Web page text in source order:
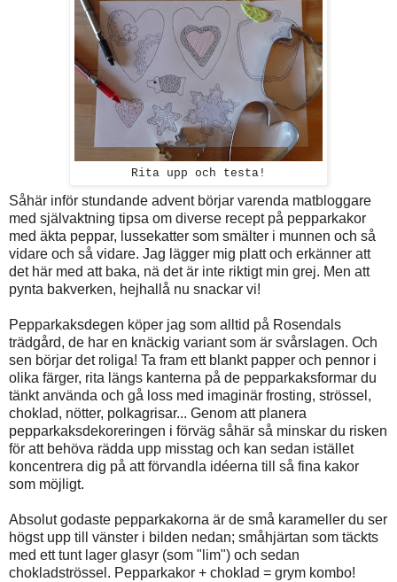
Rita upp och testa!
Såhär inför stundande advent börjar varenda matbloggare
med självaktning tipsa om diverse recept på pepparkakor
med äkta peppar, lussekatter som smälter i munnen och så
vidare och så vidare. Jag lägger mig platt och erkänner att
det här med att baka, nä det är inte riktigt min grej. Men att
pynta bakverken, hejhallå nu snackar vi!
Pepparkaksdegen köper jag som alltid på Rosendals
trädgård, de har en knäckig variant som är svårslagen. Och
sen börjar det roliga! Ta fram ett blankt papper och pennor i
olika färger, rita längs kanterna på de pepparkaksformar du
tänkt använda och gå loss med imaginär frosting, strössel,
choklad, nötter, polkagrisar... Genom att planera
pepparkaksdekoreringen i förväg såhär så minskar du risken
för att behöva rädda upp misstag och kan sedan istället
koncentrera dig på att förvandla idéerna till så fina kakor
som möjligt.
Absolut godaste pepparkakorna är de små karameller du ser
högst upp till vänster i bilden nedan; småhjärtan som täckts
med ett tunt lager glasyr (som "lim") och sedan
chokladströssel. Pepparkakor + choklad = grym kombo!